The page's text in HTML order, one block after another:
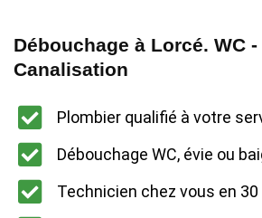
Débouchage à Lorcé. WC
Canalisation
Plombier qualifié à votre
Débouchage WC, évie ou
Technicien chez vous en